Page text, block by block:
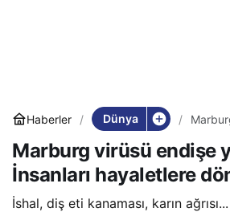
Haberler Dünya
Marburg virüsü endişe
İnsanları hayaletlere
İshal, diş eti kanaması, karın